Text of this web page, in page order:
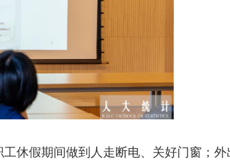
休假期间做到人走断电、关好门窗；